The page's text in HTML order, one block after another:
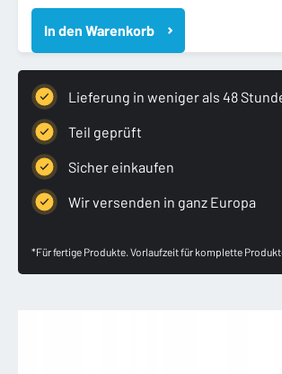
GOLF
5
HB
2003-
2008
ZDERZAK
TYLNY
TYŁ
Menge
In den Warenkorb
Lieferung in weniger als 48
Teil geprüft
Sicher einkaufen
Wir versenden in ganz Europa
*Für fertige Produkte. Vorlaufzeit für komplette